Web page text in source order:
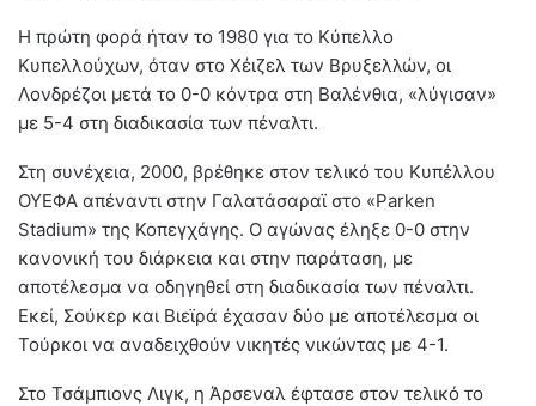
Η πρώτη φορά ήταν το 1980 για το Κύπελλο
Κυπελλούχων, όταν στο Χέιζελ των Βρυξελλών, οι
Λονδρέζοι μετά το 0-0 κόντρα στη Βαλένθια, «λύγισαν»
με 5-4 στη διαδικασία των πέναλτι.
Στη συνέχεια, 2000, βρέθηκε στον τελικό του Κυπέλλου
ΟΥΕΦΑ απέναντι στην Γαλατάσαραϊ στο «Parken
Stadium» της Κοπεγχάγης. Ο αγώνας έληξε 0-0 στην
κανονική του διάρκεια και στην παράταση, με
αποτέλεσμα να οδηγηθεί στη διαδικασία των πέναλτι.
Εκεί, Σούκερ και Βιεϊρά έχασαν δύο με αποτέλεσμα οι
Τούρκοι να αναδειχθούν νικητές νικώντας με 4-1.
Στο Τσάμπιονς Λιγκ, η Άρσεναλ έφτασε στον τελικό το